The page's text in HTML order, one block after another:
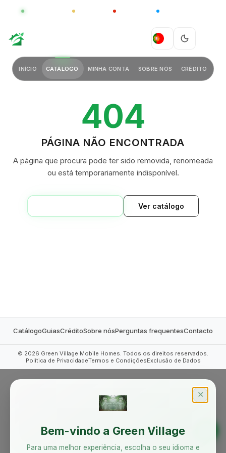
GLOBAL CHINA
PT
INÍCIO CATÁLOGO MINHA CONTA SOBRE NÓS CRÉDITO
404
PÁGINA NÃO ENCONTRADA
A página que procura pode ter sido removida, renomeada
ou está temporariamente indisponível.
Ver catálogo
CatálogoGuiasCréditoSobre nósPerguntas frequentesContacto
© 2026 Green Village Mobile Homes. Todos os direitos reservados.
Política de PrivacidadeTermos e CondiçõesExclusão de Dados
✕
Bem-vindo a Green Village
Para uma melhor experiência, escolha o seu idioma e